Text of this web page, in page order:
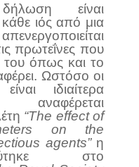
είναι
ιός από μια
πρωτεΐνες που
του όπως και το
Ωστόσο οι
ιδιαίτερα
“The effect of
on the
agents”η
στο